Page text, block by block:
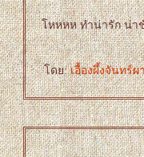
หหหห ทำน่ารัก น่าชั
ดย:เอื้องผึ้งจันทร์